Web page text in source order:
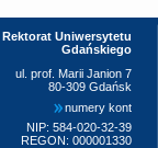
Rektorat Uniwersytetu
Gdańskiego
ul. prof. Marii Janion 7
80-309 Gdańsk
numery kont
NIP: 584-020-32-39
REGON: 000001330